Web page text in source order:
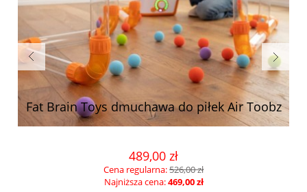
Fat Brain Toys dmuchawa do piłek Air Toobz
489,00 zł
Cena regularna:526,00 zł
Najniższa cena:469,00 zł